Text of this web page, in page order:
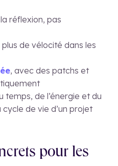
réflexion, pas
de vélocité dans les
, avec des patchs et
temps, de l’énergie et du
de vie d’un projet
pour les